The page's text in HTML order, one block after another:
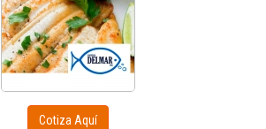
Cotiza Aquí